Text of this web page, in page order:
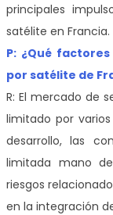
principales
satélite en Francia.
P: ¿Qué
por satélite de
R: El mercado de
limitado por
desarrollo, las
limitada mano
riesgos
en la integración